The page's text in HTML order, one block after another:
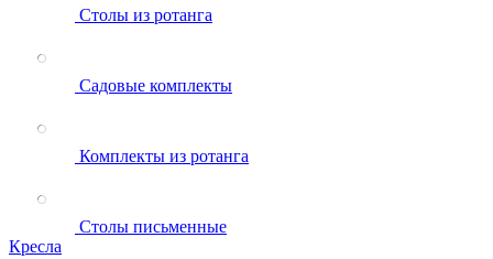
Столы из ротанга
Садовые комплекты
Комплекты из ротанга
Столы письменные
Кресла